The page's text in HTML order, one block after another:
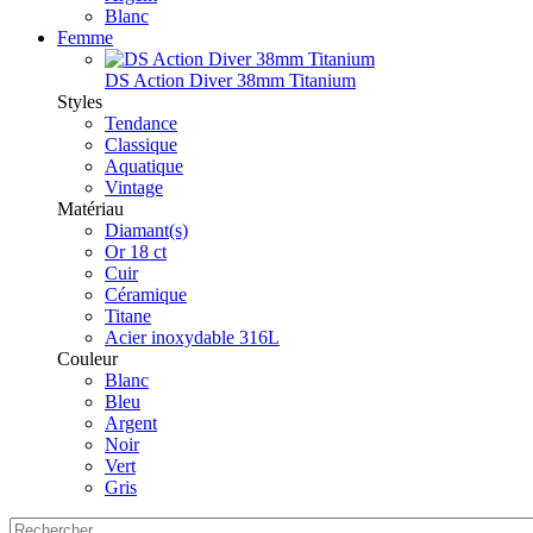
Blanc
Femme
DS Action Diver 38mm Titanium
Styles
Tendance
Classique
Aquatique
Vintage
Matériau
Diamant(s)
Or 18 ct
Cuir
Céramique
Titane
Acier inoxydable 316L
Couleur
Blanc
Bleu
Argent
Noir
Vert
Gris